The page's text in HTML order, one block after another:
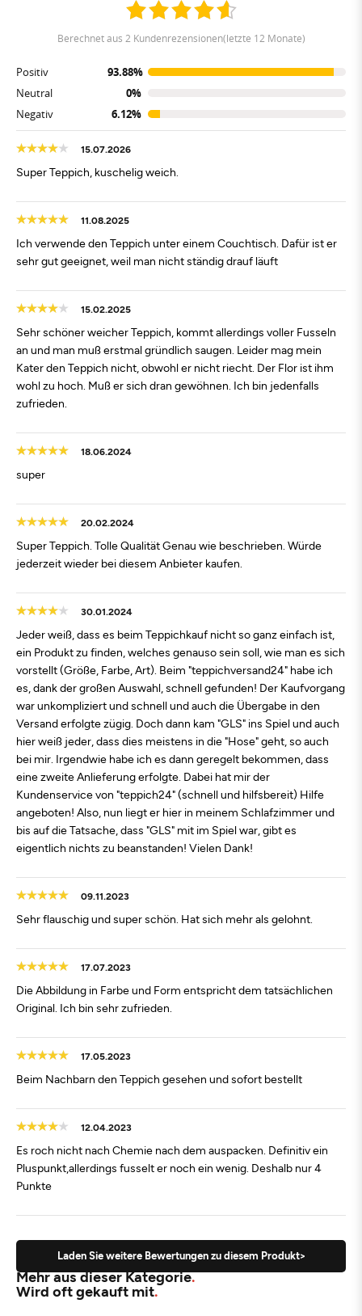
berechnet aus 2 Kundenrezensionen(letzte 12 Monate)
Positiv
93.88%
Neutral
0%
Negativ
6.12%
15.07.2026
Super Teppich, kuschelig weich.
11.08.2025
Ich verwende den Teppich unter einem Couchtisch. Dafür ist er
sehr gut geeignet, weil man nicht ständig drauf läuft
15.02.2025
Sehr schöner weicher Teppich, kommt allerdings voller Fusseln
an und man muß erstmal gründlich saugen. Leider mag mein
Kater den Teppich nicht, obwohl er nicht riecht. Der Flor ist ihm
wohl zu hoch. Muß er sich dran gewöhnen. Ich bin jedenfalls
zufrieden.
18.06.2024
super
20.02.2024
Super Teppich. Tolle Qualität Genau wie beschrieben. Würde
jederzeit wieder bei diesem Anbieter kaufen.
30.01.2024
Jeder weiß, dass es beim Teppichkauf nicht so ganz einfach ist,
ein Produkt zu finden, welches genauso sein soll, wie man es sich
vorstellt (Größe, Farbe, Art). Beim "teppichversand24" habe ich
es, dank der großen Auswahl, schnell gefunden! Der Kaufvorgang
war unkompliziert und schnell und auch die Übergabe in den
Versand erfolgte zügig. Doch dann kam "GLS" ins Spiel und auch
hier weiß jeder, dass dies meistens in die "Hose" geht, so auch
bei mir. Irgendwie habe ich es dann geregelt bekommen, dass
eine zweite Anlieferung erfolgte. Dabei hat mir der
Kundenservice von "teppich24" (schnell und hilfsbereit) Hilfe
angeboten! Also, nun liegt er hier in meinem Schlafzimmer und
bis auf die Tatsache, dass "GLS" mit im Spiel war, gibt es
eigentlich nichts zu beanstanden! Vielen Dank!
09.11.2023
Sehr flauschig und super schön. Hat sich mehr als gelohnt.
17.07.2023
Die Abbildung in Farbe und Form entspricht dem tatsächlichen
Original. Ich bin sehr zufrieden.
17.05.2023
Beim Nachbarn den Teppich gesehen und sofort bestellt
12.04.2023
Es roch nicht nach Chemie nach dem auspacken. Definitiv ein
Pluspunkt,allerdings fusselt er noch ein wenig. Deshalb nur 4
Punkte
Laden Sie weitere Bewertungen zu diesem Produkt>
Mehr aus dieser Kategorie
Wird oft gekauft mit